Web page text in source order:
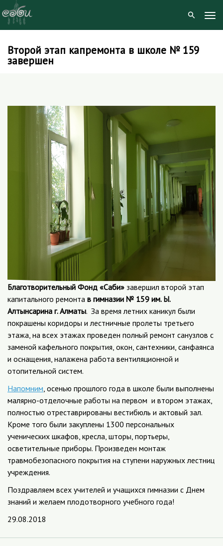
SkipВторой этап капремонта в школе № 159
завершен
Благотворительный Фонд «Саби» завершил второй этап
капитального ремонта в гимназии № 159 им. Ы.
Алтынсарина г. Алматы. За время летних каникул были
покрашены коридоры и лестничные пролеты третьего
этажа, на всех этажах проведен полный ремонт санузлов с
заменой кафельного покрытия, окон, сантехники, санфаянса
и оснащения, налажена работа вентиляционной и
отопительной систем.
Напомним, осенью прошлого года в школе были выполнены
малярно-отделочные работы на первом и втором этажах,
полностью отреставрированы вестибюль и актовый зал.
Кроме того были закуплены 1300 персональных
ученических шкафов, кресла, шторы, портьеры,
осветительные приборы. Произведен монтаж
травмобезопасного покрытия на ступени наружных лестниц
учреждения.
Поздравляем всех учителей и учащихся гимназии с Днем
знаний и желаем плодотворного учебного года!
29.08.2018